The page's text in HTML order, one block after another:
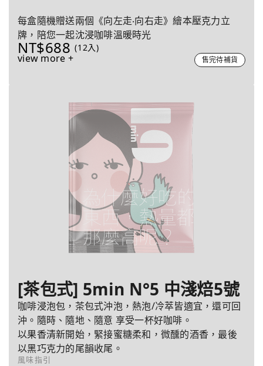
每盒隨機贈送兩個《向左走‧向右走》繪本壓克力立
牌，陪您一起沈浸咖啡溫暖時光
NT$688 (12入)
view more + 售完待補貨
[茶包式] 5min N°5 中淺焙5號
咖啡浸泡包，茶包式沖泡，熱泡/冷萃皆適宜，還可回
沖。隨時、隨地、隨意 享受一杯好咖啡。
以果香清新開始，緊接蜜糖柔和，微醺的酒香，最後
以黑巧克力的尾韻收尾。
風味指引